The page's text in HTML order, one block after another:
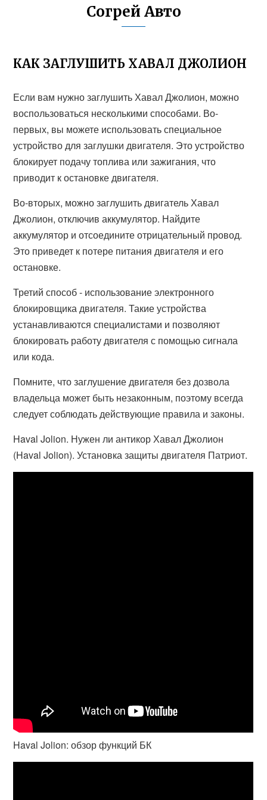
Согрей Авто
КАК ЗАГЛУШИТЬ ХАВАЛ ДЖОЛИОН
Если вам нужно заглушить Хавал Джолион, можно
воспользоваться несколькими способами. Во-
первых, вы можете использовать специальное
устройство для заглушки двигателя. Это устройство
блокирует подачу топлива или зажигания, что
приводит к остановке двигателя.
Во-вторых, можно заглушить двигатель Хавал
Джолион, отключив аккумулятор. Найдите
аккумулятор и отсоедините отрицательный провод.
Это приведет к потере питания двигателя и его
остановке.
Третий способ - использование электронного
блокировщика двигателя. Такие устройства
устанавливаются специалистами и позволяют
блокировать работу двигателя с помощью сигнала
или кода.
Помните, что заглушение двигателя без дозвола
владельца может быть незаконным, поэтому всегда
следует соблюдать действующие правила и законы.
Haval Jolion. Нужен ли антикор Хавал Джолион
(Haval Jolion). Установка защиты двигателя Патриот.
Haval Jolion: обзор функций БК